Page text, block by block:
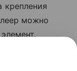
крепления
можно